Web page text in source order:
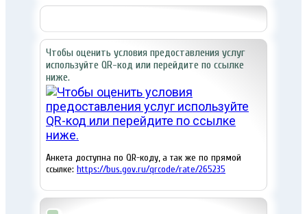
Чтобы оценить условия предоставления услуг
используйте QR-код или перейдите по ссылке
ниже.
Анкета доступна по QR-коду, а так же по прямой
ссылке: https://bus.gov.ru/qrcode/rate/265235